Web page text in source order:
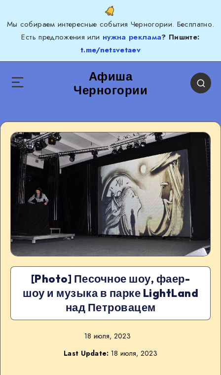
Мы собираем интересные события Черногории. Бесплатно.
Есть предложения или нужна реклама? Пишите:
t.me/netsvetaev
Афиша
Черногории
[Photo] Песочное шоу, фаер-
шоу и музыка в парке LightLand
над Петровацем
18 июля, 2023
Last Update: 18 июля, 2023